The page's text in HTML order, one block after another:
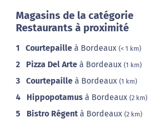
Magasins de la catégorie
Restaurants à proximité
1 Courtepaille à Bordeaux (< 1 km)
2 Pizza Del Arte à Bordeaux (1 km)
3 Courtepaille à Bordeaux (1 km)
4 Hippopotamus à Bordeaux (2 km)
5 Bistro Régent à Bordeaux (2 km)